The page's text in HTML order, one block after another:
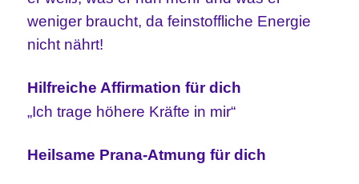
weniger braucht, da feinstoffliche Energie
nicht nährt!
Hilfreiche Affirmation für dich
„Ich trage höhere Kräfte in mir“
Heilsame Prana-Atmung für dich